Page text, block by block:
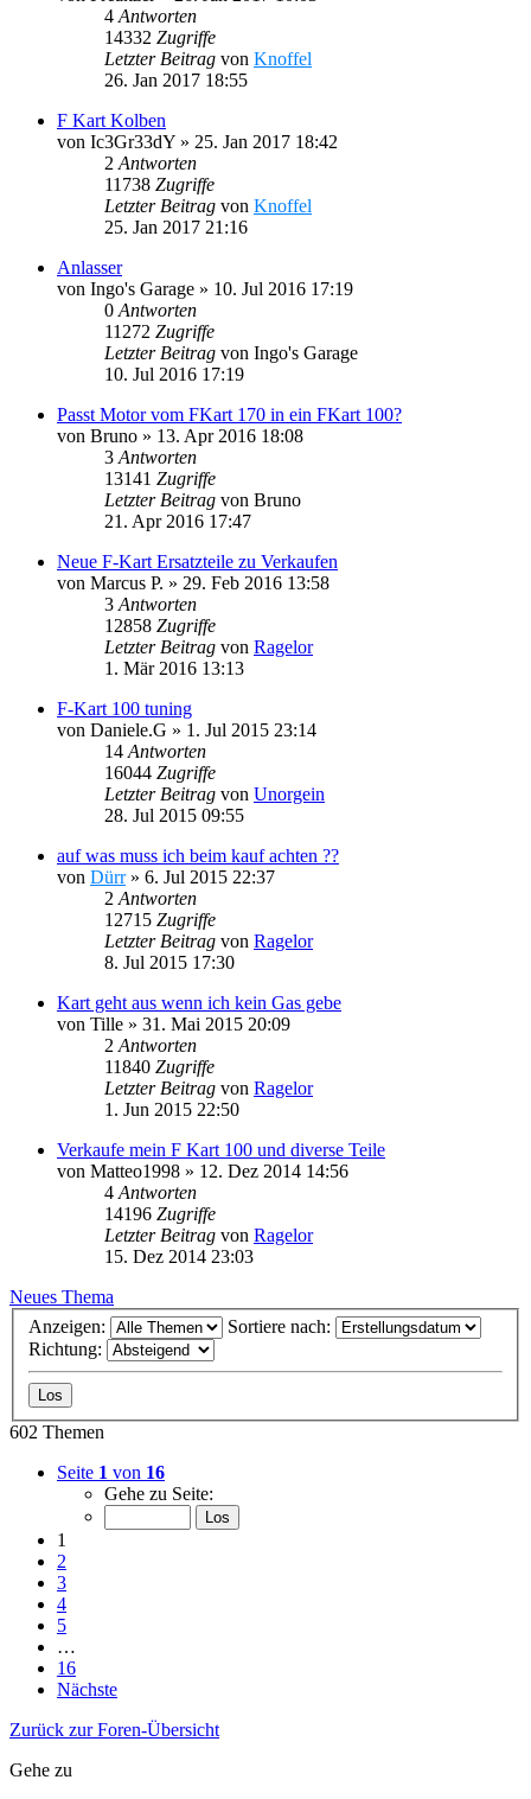
4 Antworten
14332 Zugriffe
Letzter Beitrag von Knoffel
26. Jan 2017 18:55
F Kart Kolben
von Ic3Gr33dY » 25. Jan 2017 18:42
2 Antworten
11738 Zugriffe
Letzter Beitrag von Knoffel
25. Jan 2017 21:16
Anlasser
von Ingo's Garage » 10. Jul 2016 17:19
0 Antworten
11272 Zugriffe
Letzter Beitrag von Ingo's Garage
10. Jul 2016 17:19
Passt Motor vom FKart 170 in ein FKart 100?
von Bruno » 13. Apr 2016 18:08
3 Antworten
13141 Zugriffe
Letzter Beitrag von Bruno
21. Apr 2016 17:47
Neue F-Kart Ersatzteile zu Verkaufen
von Marcus P. » 29. Feb 2016 13:58
3 Antworten
12858 Zugriffe
Letzter Beitrag von Ragelor
1. Mär 2016 13:13
F-Kart 100 tuning
von Daniele.G » 1. Jul 2015 23:14
14 Antworten
16044 Zugriffe
Letzter Beitrag von Unorgein
28. Jul 2015 09:55
auf was muss ich beim kauf achten ??
von Dürr» 6. Jul 2015 22:37
2 Antworten
12715 Zugriffe
Letzter Beitrag von Ragelor
8. Jul 2015 17:30
Kart geht aus wenn ich kein Gas gebe
von Tille » 31. Mai 2015 20:09
2 Antworten
11840 Zugriffe
Letzter Beitrag von Ragelor
1. Jun 2015 22:50
Verkaufe mein F Kart 100 und diverse Teile
von Matteo1998 » 12. Dez 2014 14:56
4 Antworten
14196 Zugriffe
Letzter Beitrag von Ragelor
15. Dez 2014 23:03
Neues Thema
Anzeigen:
Sortiere nach:
Richtung:
602 Themen
Seite 1 von 16
Gehe zu Seite:
1
2
3
4
5
…
16
Nächste
Zurück zur Foren-Übersicht
Gehe zu